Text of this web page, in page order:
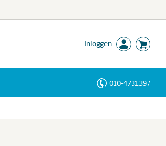
Inloggen
010-4731397